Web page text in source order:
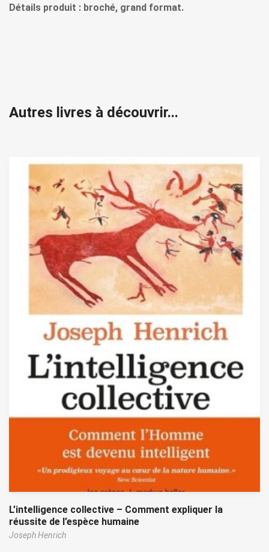
Détails produit : broché, grand format.
Autres livres à découvrir...
L’intelligence collective – Comment expliquer la
réussite de l’espèce humaine
Joseph Henrich